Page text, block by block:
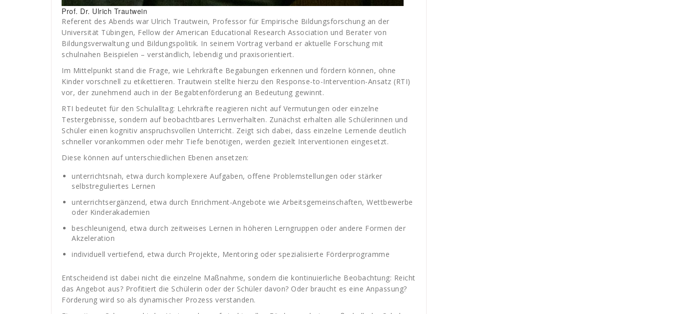
Prof. Dr. Ulrich Trautwein
Referent des Abends war Ulrich Trautwein, Professor für Empirische Bildungsforschung an der
Universität Tübingen, Fellow der American Educational Research Association und Berater von
Bildungsverwaltung und Bildungspolitik. In seinem Vortrag verband er aktuelle Forschung mit
schulnahen Beispielen – verständlich, lebendig und praxisorientiert.
Im Mittelpunkt stand die Frage, wie Lehrkräfte Begabungen erkennen und fördern können, ohne
Kinder vorschnell zu etikettieren. Trautwein stellte hierzu den Response-to-Intervention-Ansatz (RTI)
vor, der zunehmend auch in der Begabtenförderung an Bedeutung gewinnt.
RTI bedeutet für den Schulalltag: Lehrkräfte reagieren nicht auf Vermutungen oder einzelne
Testergebnisse, sondern auf beobachtbares Lernverhalten. Zunächst erhalten alle Schülerinnen und
Schüler einen kognitiv anspruchsvollen Unterricht. Zeigt sich dabei, dass einzelne Lernende deutlich
schneller vorankommen oder mehr Tiefe benötigen, werden gezielt Interventionen eingesetzt.
Diese können auf unterschiedlichen Ebenen ansetzen:
unterrichtsnah, etwa durch komplexere Aufgaben, offene Problemstellungen oder stärker
selbstreguliertes Lernen
unterrichtsergänzend, etwa durch Enrichment-Angebote wie Arbeitsgemeinschaften, Wettbewerbe
oder Kinderakademien
beschleunigend, etwa durch zeitweises Lernen in höheren Lerngruppen oder andere Formen der
Akzeleration
individuell vertiefend, etwa durch Projekte, Mentoring oder spezialisierte Förderprogramme
Entscheidend ist dabei nicht die einzelne Maßnahme, sondern die kontinuierliche Beobachtung: Reicht
das Angebot aus? Profitiert die Schülerin oder der Schüler davon? Oder braucht es eine Anpassung?
Förderung wird so als dynamischer Prozess verstanden.